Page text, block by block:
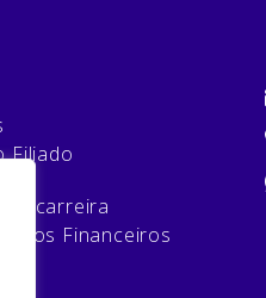
Filiado
carreira
Financeiros